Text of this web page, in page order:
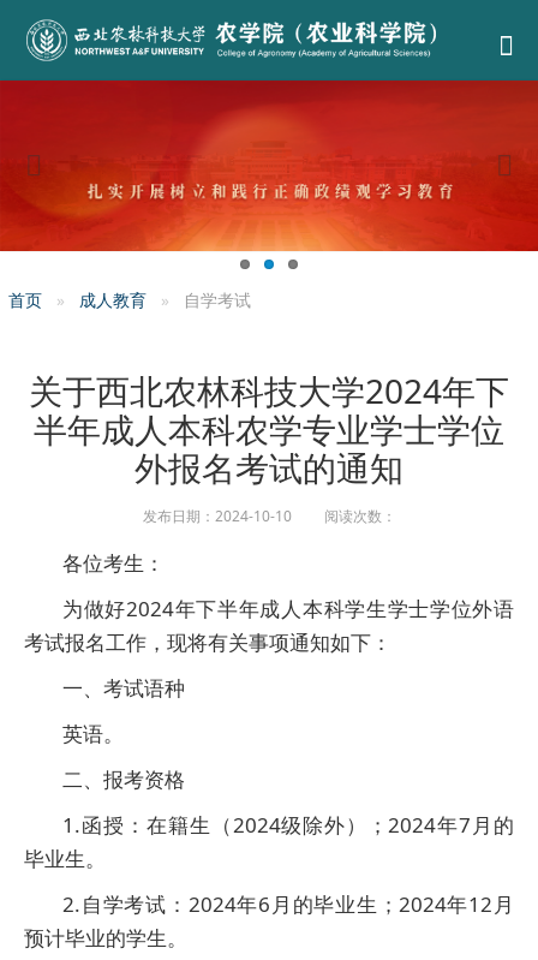
首页 成人教育 自学考试
关于西北农林科技大学2024年下
半年成人本科农学专业学士学位
外报名考试的通知
发布日期：2024-10-10 阅读次数：
各位考生：
为做好2024年下半年成人本科学生学士学位外语
考试报名工作，现将有关事项通知如下：
一、考试语种
英语。
二、报考资格
1.函授：在籍生（2024级除外）；2024年7月的
毕业生。
2.自学考试：2024年6月的毕业生；2024年12月
预计毕业的学生。